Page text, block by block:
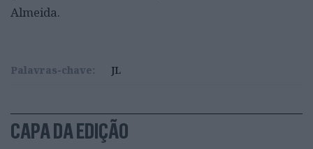
Almeida.
Palavras-chave: JL
CAPA DA EDIÇÃO